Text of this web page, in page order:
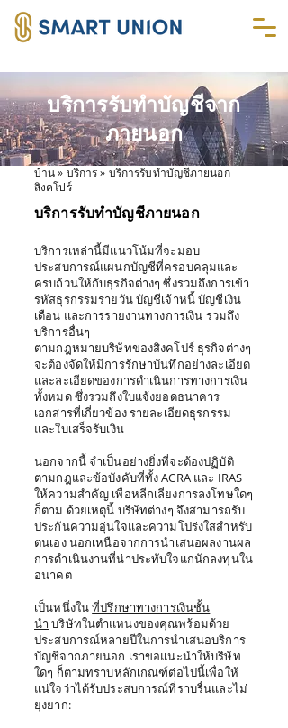
บริการรับทำบัญชีจาก
ภายนอก
บ้าน» บริการ » บริการรับทำบัญชีภายนอก
สิงคโปร์
บริการรับทำบัญชีภายนอก
บริการเหล่านี้มีแนวโน้มที่จะมอบ
ประสบการณ์แผนกบัญชีที่ครอบคลุมและ
ครบถ้วนให้กับธุรกิจต่างๆ ซึ่งรวมถึงการเข้า
รหัสธุรกรรมรายวัน บัญชีเจ้าหนี้ บัญชีเงิน
เดือน และการรายงานทางการเงิน รวมถึง
บริการอื่นๆ
ตามกฎหมายบริษัทของสิงคโปร์ ธุรกิจต่างๆ
จะต้องจัดให้มีการรักษาบันทึกอย่างละเอียด
และละเอียดของการดำเนินการทางการเงิน
ทั้งหมด ซึ่งรวมถึงใบแจ้งยอดธนาคาร
เอกสารที่เกี่ยวข้อง รายละเอียดธุรกรรม
และใบเสร็จรับเงิน
นอกจากนี้ จำเป็นอย่างยิ่งที่จะต้องปฏิบัติ
ตามกฎและข้อบังคับที่ทั้ง ACRA และ IRAS
ให้ความสำคัญ เพื่อหลีกเลี่ยงการลงโทษใดๆ
ก็ตาม ด้วยเหตุนี้ บริษัทต่างๆ จึงสามารถรับ
ประกันความอุ่นใจและความโปร่งใสสำหรับ
ตนเอง นอกเหนือจากการนำเสนอผลงานผล
การดำเนินงานที่น่าประทับใจแก่นักลงทุนใน
อนาคต
เป็นหนึ่งในที่ปรึกษาทางการเงินชั้น
นำ บริษัทในตำแหน่งของคุณพร้อมด้วย
ประสบการณ์หลายปีในการนำเสนอบริการ
บัญชีจากภายนอก เราขอแนะนำให้บริษัท
ใดๆ ก็ตามทราบหลักเกณฑ์ต่อไปนี้เพื่อให้
แน่ใจว่าได้รับประสบการณ์ที่ราบรื่นและไม่
ยุ่งยาก: